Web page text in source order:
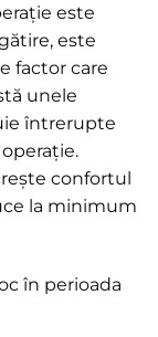
este
este
factor care
unele
întrerupte
confortul
la minimum
în perioada